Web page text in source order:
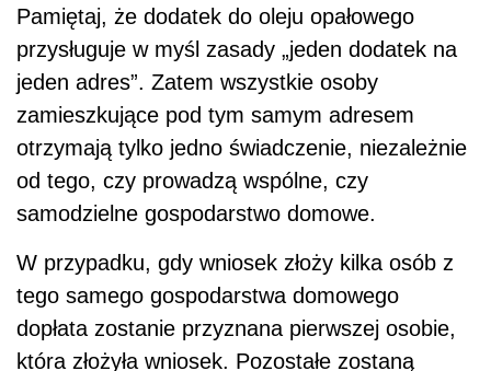
Pamiętaj, że dodatek do oleju opałowego
przysługuje w myśl zasady „jeden dodatek na
jeden adres”. Zatem wszystkie osoby
zamieszkujące pod tym samym adresem
otrzymają tylko jedno świadczenie, niezależnie
od tego, czy prowadzą wspólne, czy
samodzielne gospodarstwo domowe.
W przypadku, gdy wniosek złoży kilka osób z
tego samego gospodarstwa domowego
dopłata zostanie przyznana pierwszej osobie,
która złożyła wniosek. Pozostałe zostaną